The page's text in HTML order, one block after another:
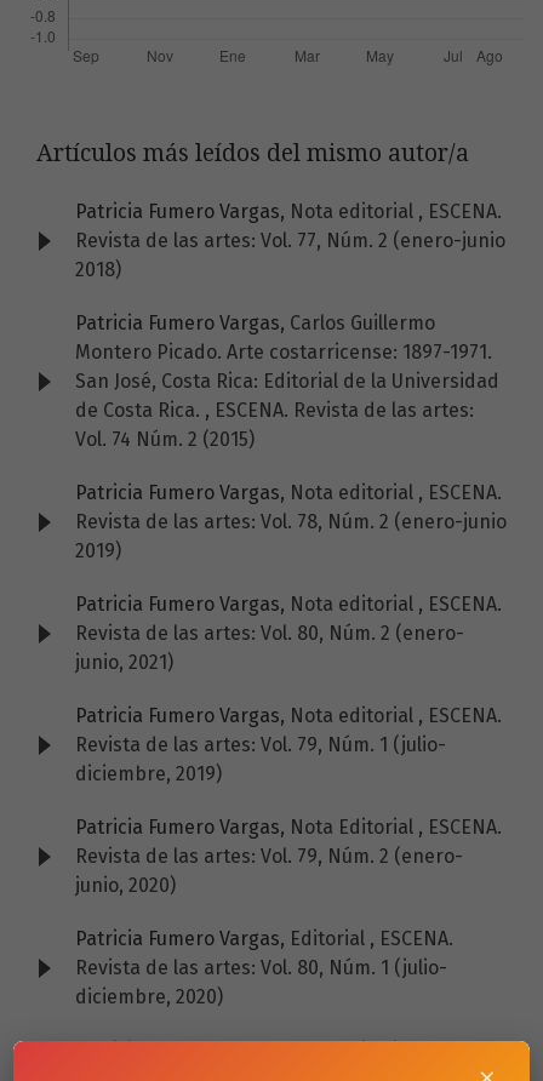
Artículos más leídos del mismo autor/a
Patricia Fumero Vargas, Nota editorial , ESCENA.
Revista de las artes: Vol. 77, Núm. 2 (enero-junio
2018)
Patricia Fumero Vargas, Carlos Guillermo
Montero Picado. Arte costarricense: 1897-1971.
San José, Costa Rica: Editorial de la Universidad
de Costa Rica. , ESCENA. Revista de las artes:
Vol. 74 Núm. 2 (2015)
Patricia Fumero Vargas, Nota editorial , ESCENA.
Revista de las artes: Vol. 78, Núm. 2 (enero-junio
2019)
Patricia Fumero Vargas, Nota editorial , ESCENA.
Revista de las artes: Vol. 80, Núm. 2 (enero-
junio, 2021)
Patricia Fumero Vargas, Nota editorial , ESCENA.
Revista de las artes: Vol. 79, Núm. 1 (julio-
diciembre, 2019)
Patricia Fumero Vargas, Nota Editorial , ESCENA.
Revista de las artes: Vol. 79, Núm. 2 (enero-
junio, 2020)
Patricia Fumero Vargas, Editorial , ESCENA.
Revista de las artes: Vol. 80, Núm. 1 (julio-
diciembre, 2020)